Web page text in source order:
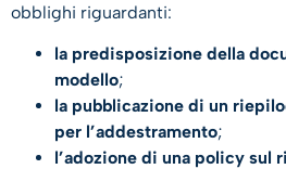
obblighi riguardanti:
la predisposizione della
modello;
la pubblicazione di un
per l’addestramento;
l’adozione di una policy